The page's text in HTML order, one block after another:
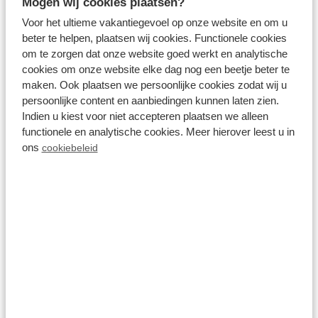
Voor het ultieme vakantiegevoel op onze website en om u
beter te helpen, plaatsen wij cookies. Functionele cookies
om te zorgen dat onze website goed werkt en analytische
cookies om onze website elke dag nog een beetje beter te
maken. Ook plaatsen we persoonlijke cookies zodat wij u
persoonlijke content en aanbiedingen kunnen laten zien.
Indien u kiest voor niet accepteren plaatsen we alleen
functionele en analytische cookies. Meer hierover leest u in
ons cookiebeleid
Drielandenpunt kan uiteraard niet uitblijven, u kunt
hier het gehele jaar naar toe. Op en rondom het
Drielandenpunt zijn verschillende activiteiten te
ondernemen.
Route 5 - Wielrenroute -
Architectuur in Limburg (68